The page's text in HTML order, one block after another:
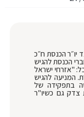
הכנסת ח״כ
הכנסת להגיש
"אזרחי ישראל
המניעה להגיש
בתפקידה של
גם כשיו"ר